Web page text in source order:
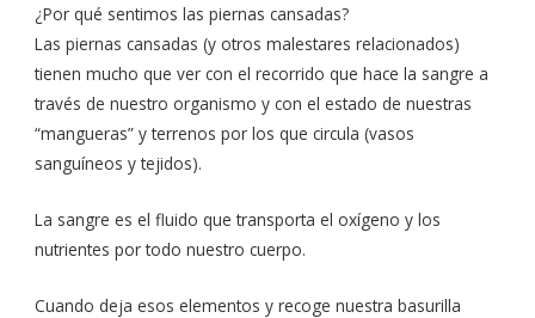
¿Por qué sentimos las piernas cansadas?
Las piernas cansadas (y otros malestares relacionados)
tienen mucho que ver con el recorrido que hace la sangre a
través de nuestro organismo y con el estado de nuestras
“mangueras” y terrenos por los que circula (vasos
sanguíneos y tejidos).
La sangre es el fluido que transporta el oxígeno y los
nutrientes por todo nuestro cuerpo.
Cuando deja esos elementos y recoge nuestra basurilla